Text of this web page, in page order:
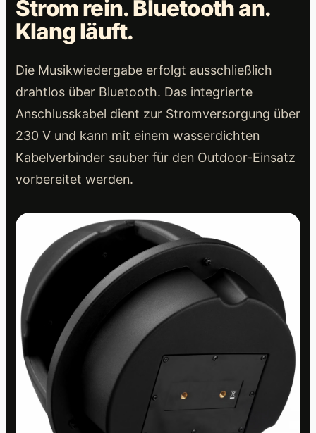
Strom rein. Bluetooth an.
Klang läuft.
Die Musikwiedergabe erfolgt ausschließlich
drahtlos über Bluetooth. Das integrierte
Anschlusskabel dient zur Stromversorgung über
230 V und kann mit einem wasserdichten
Kabelverbinder sauber für den Outdoor-Einsatz
vorbereitet werden.